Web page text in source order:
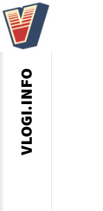
VLOGI.INFO